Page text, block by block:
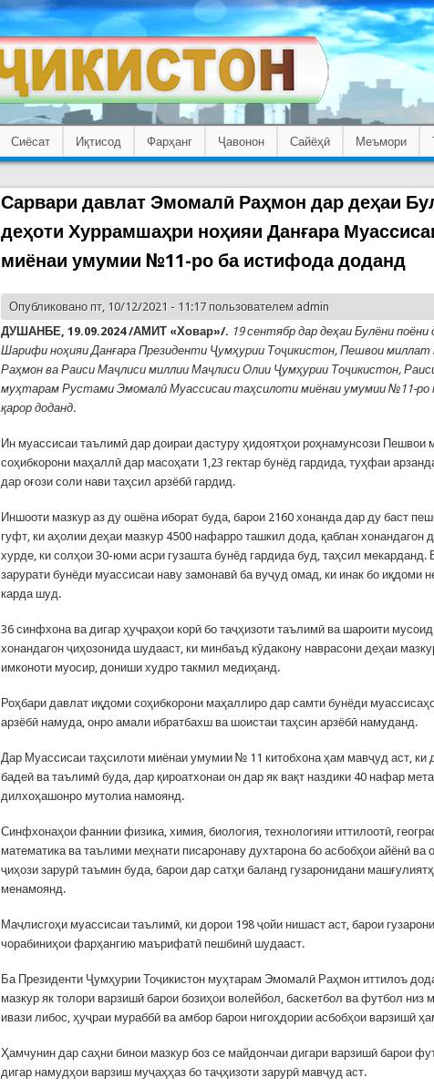
Сиёсат Иқтисод Фарҳанг Ҷавонон Сайёҳӣ Меъмори
Сарвари давлат Эмомалӣ Раҳмон дар деҳаи
деҳоти Хуррамшаҳри ноҳияи Данғара
миёнаи умумии №11-ро ба истифода доданд
Опубликовано пт, 10/12/2021 - 11:17 пользователем admin
ДУШАНБЕ, 19.09.2024 /АМИТ «Ховар»/. 19 сентябр дар деҳаи Булёни
Шарифи ноҳияи Данғара Президенти Ҷумҳурии Тоҷикистон, Пешвои
Раҳмон ва Раиси Маҷлиси миллии Маҷлиси Олии Ҷумҳурии Тоҷикистон,
муҳтарам Рустами Эмомалӣ Муассисаи таҳсилоти миёнаи умумии №11-ро
қарор доданд.
Ин муассисаи таълимӣ дар доираи дастуру ҳидоятҳои роҳнамунсози Пешвои
соҳибкорони маҳаллӣ дар масоҳати 1,23 гектар бунёд гардида, туҳфаи
дар оғози соли нави таҳсил арзёбӣ гардид.
Иншооти мазкур аз ду ошёна иборат буда, барои 2160 хонанда дар ду баст
гуфт, ки аҳолии деҳаи мазкур 4500 нафарро ташкил дода, қаблан хонандагон
хурде, ки солҳои 30-юми асри гузашта бунёд гардида буд, таҳсил
зарурати бунёди муассисаи наву замонавӣ ба вуҷуд омад, ки инак бо иқдоми
карда шуд.
36 синфхона ва дигар ҳуҷраҳои корӣ бо таҷҳизоти таълимӣ ва шароити
хонандагон ҷиҳозонида шудааст, ки минбаъд кӯдакону наврасони деҳаи
имконоти муосир, дониши худро такмил медиҳанд.
Роҳбари давлат иқдоми соҳибкорони маҳаллиро дар самти бунёди
арзёбӣ намуда, онро амали ибратбахш ва шоистаи таҳсин арзёбӣ намуданд.
Дар Муассисаи таҳсилоти миёнаи умумии № 11 китобхона ҳам мавҷуд аст, ки
бадеӣ ва таълимӣ буда, дар қироатхонаи он дар як вақт наздики 40 нафар
дилхоҳашонро мутолиа намоянд.
Синфхонаҳои фаннии физика, химия, биология, технологияи иттилоотӣ,
математика ва таълими меҳнати писаронаву духтарона бо асбобҳои айёнӣ ва
ҷиҳози зарурӣ таъмин буда, барои дар сатҳи баланд гузаронидани
менамоянд.
Маҷлисгоҳи муассисаи таълимӣ, ки дорои 198 ҷойи нишаст аст, барои
чорабиниҳои фарҳангию маърифатӣ пешбинӣ шудааст.
Ба Президенти Ҷумҳурии Тоҷикистон муҳтарам Эмомалӣ Раҳмон иттилоъ
мазкур як толори варзишӣ барои бозиҳои волейбол, баскетбол ва футбол низ
ивази либос, ҳуҷраи мураббӣ ва амбор барои нигоҳдории асбобҳои варзишӣ
Ҳамчунин дар саҳни бинои мазкур боз се майдончаи дигари варзишӣ барои
дигар намудҳои варзиш муҷаҳҳаз бо таҷҳизоти зарурӣ мавҷуд аст.